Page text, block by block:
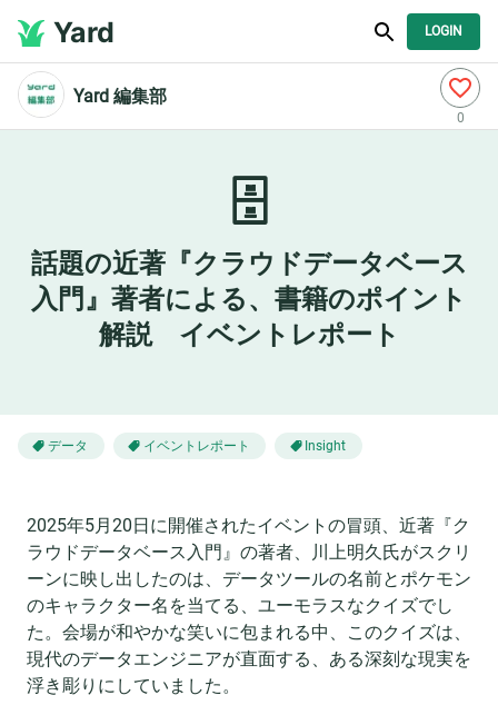
Yard LOGIN
Yard 編集部
0
🗄️
話題の近著『クラウドデータベース
入門』著者による、書籍のポイント
解説 イベントレポート
データ イベントレポート Insight
2025年5月20日に開催されたイベントの冒頭、近著『ク
ラウドデータベース入門』の著者、川上明久氏がスクリ
ーンに映し出したのは、データツールの名前とポケモン
のキャラクター名を当てる、ユーモラスなクイズでし
た。会場が和やかな笑いに包まれる中、このクイズは、
現代のデータエンジニアが直面する、ある深刻な現実を
浮き彫りにしていました。